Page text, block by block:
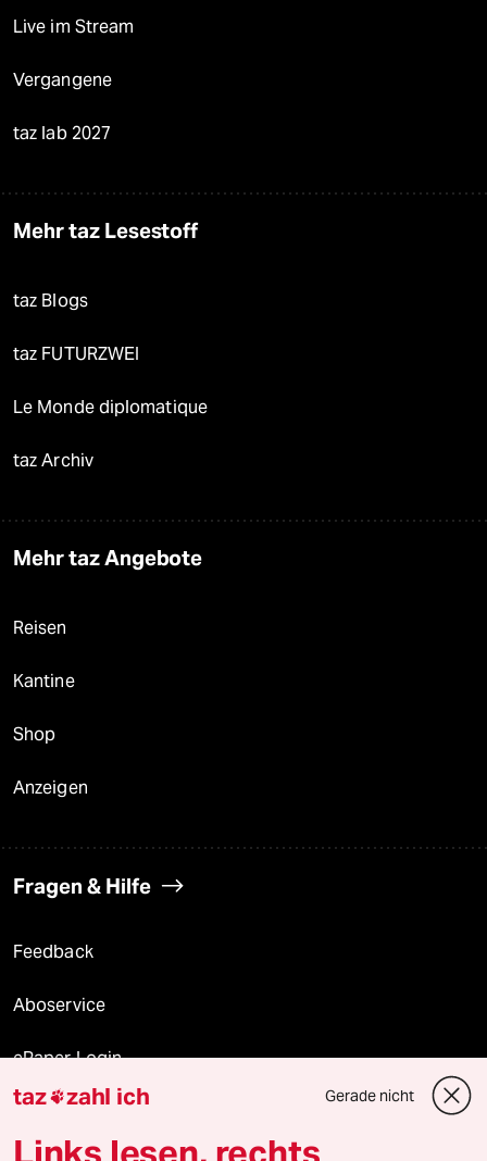
Live im Stream
Vergangene
taz lab 2027
Mehr taz Lesestoff
taz Blogs
taz FUTURZWEI
Le Monde diplomatique
taz Archiv
Mehr taz Angebote
Reisen
Kantine
Shop
Anzeigen
Fragen & Hilfe
Feedback
Aboservice
ePaper Login
Downloads für Abonnierende
taz zahl ich Gerade nicht